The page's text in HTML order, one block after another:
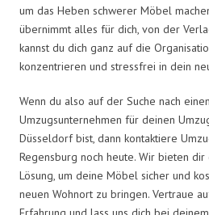
um das Heben schwerer Möbel
übernimmt alles für dich, von der
kannst du dich ganz auf die
konzentrieren und stressfrei in dein
Wenn du also auf der Suche nach
Umzugsunternehmen für deinen
Düsseldorf bist, dann kontaktiere
Regensburg noch heute. Wir bieten
Lösung, um deine Möbel sicher und
neuen Wohnort zu bringen. Vertraue